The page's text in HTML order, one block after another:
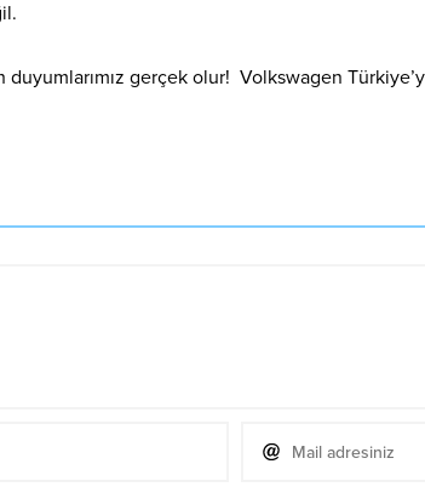
gerçek olur! Volkswagen